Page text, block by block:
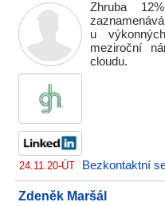
Zhruba
u
meziroční
cloudu.
24.11.20-ÚT Bezkontaktní
Zdeněk Maršál